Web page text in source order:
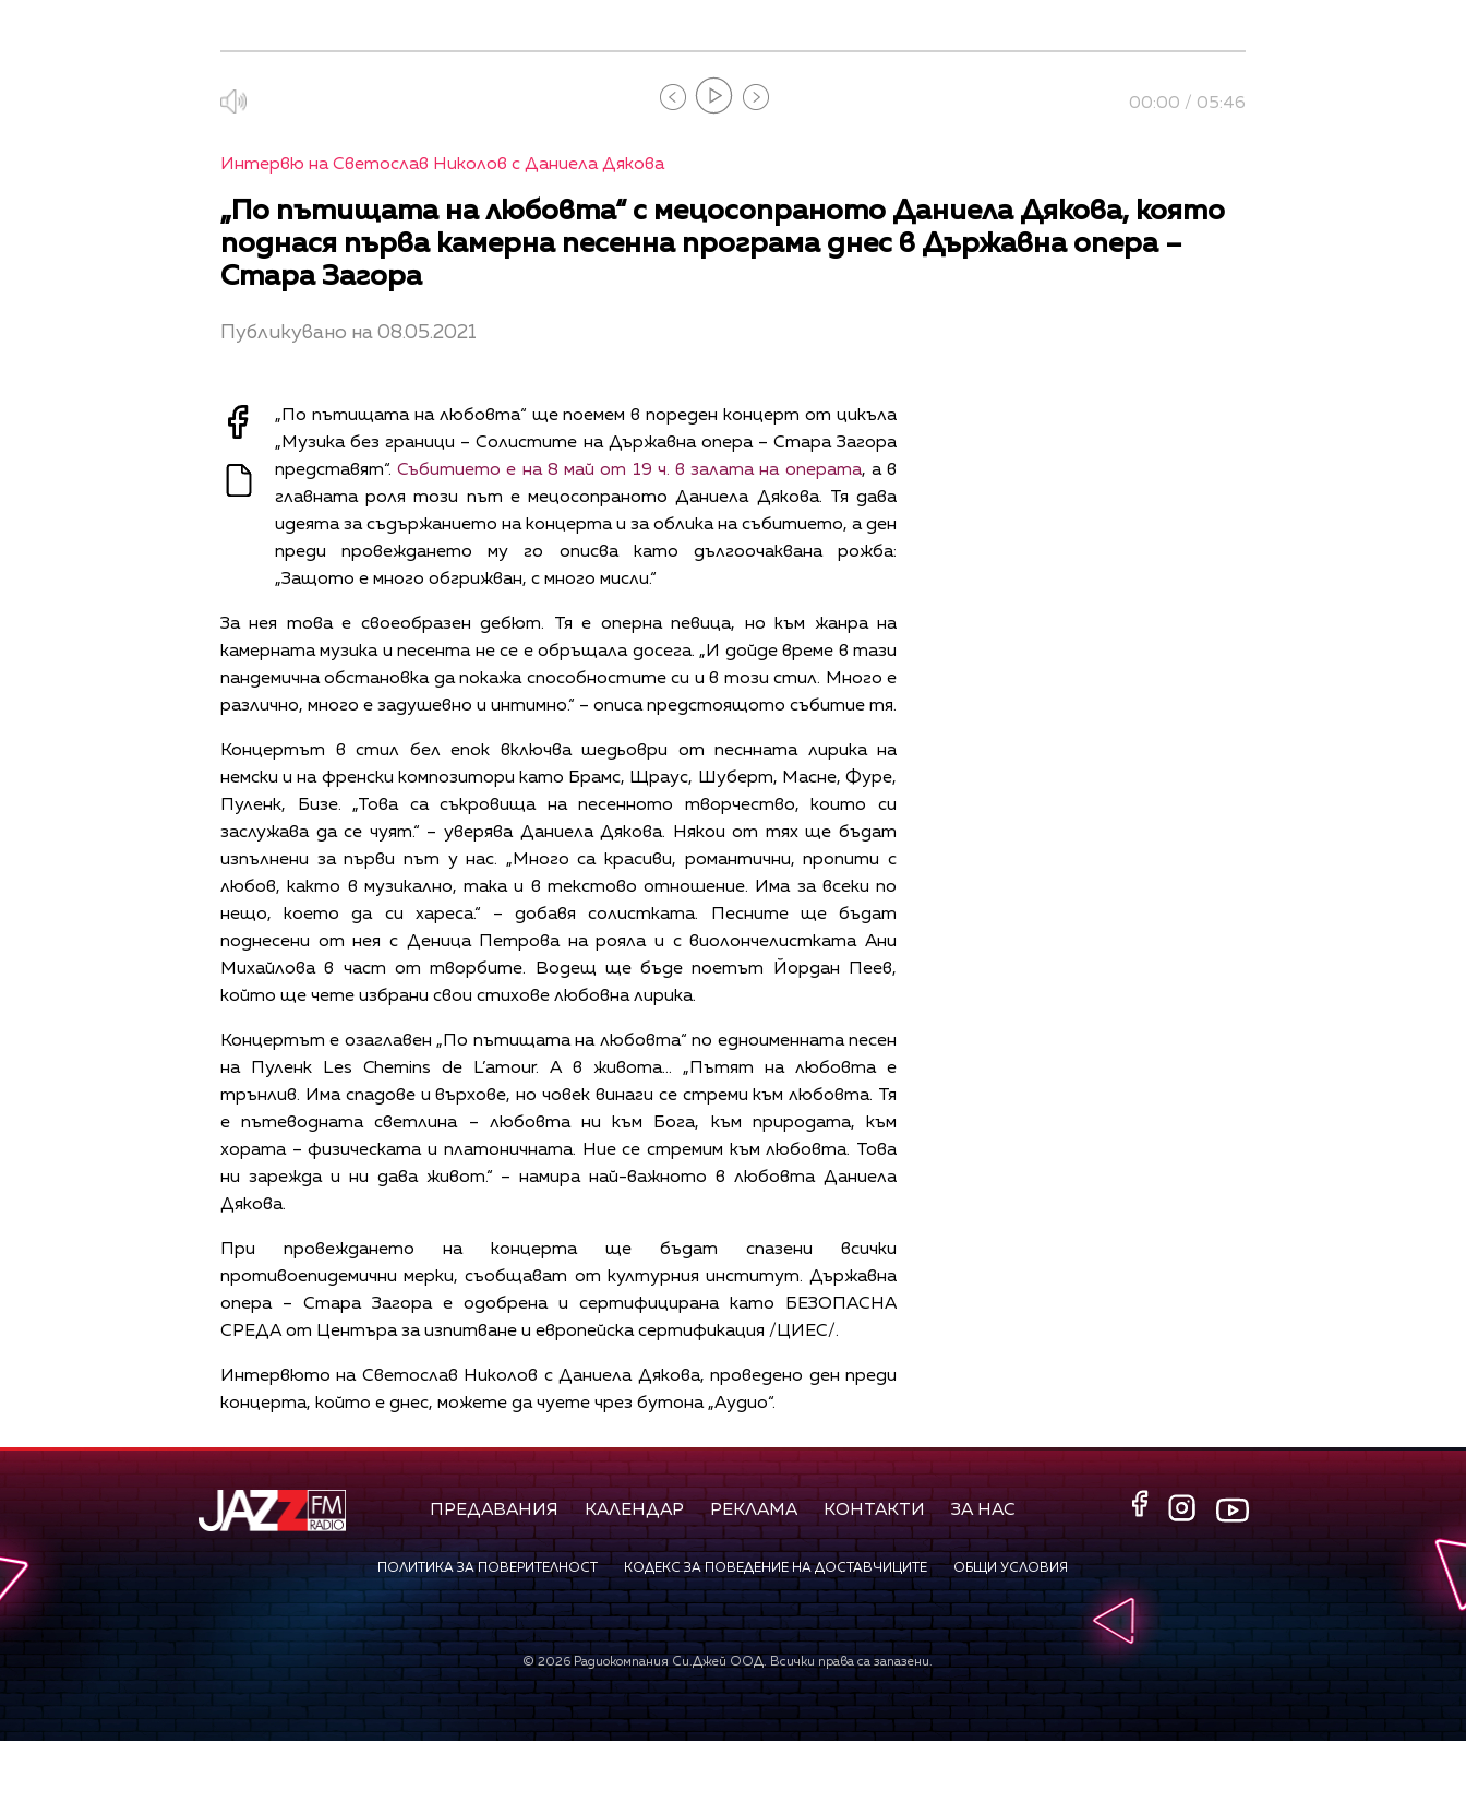
00:00 / 05:46
Интервю на Светослав Николов с Даниела Дякова
„По пътищата на любовта“ с мецосопраното Даниела Дякова, която
поднася първа камерна песенна програма днес в Държавна опера –
Стара Загора
Публикувано на 08.05.2021
„По пътищата на любовта“ ще поемем в пореден концерт от цикъла
„Музика без граници – Солистите на Държавна опера – Стара Загора
представят“.Събитието е на 8 май от 19 ч. в залата на операта, а в
главната роля този път е мецосопраното Даниела Дякова. Тя дава
идеята за съдържанието на концерта и за облика на събитието, а ден
преди провеждането му го описва като дългоочаквана рожба:
„Защото е много обгрижван, с много мисли.“
За нея това е своеобразен дебют. Тя е оперна певица, но към жанра на
камерната музика и песента не се е обръщала досега. „И дойде време в тази
пандемична обстановка да покажа способностите си и в този стил. Много е
различно, много е задушевно и интимно.“ – описа предстоящото събитие тя.
Концертът в стил бел епок включва шедьоври от песнната лирика на
немски и на френски композитори като Брамс, Щраус, Шуберт, Масне, Фуре,
Пуленк, Бизе. „Това са съкровища на песенното творчество, които си
заслужава да се чуят.“ – уверява Даниела Дякова. Някои от тях ще бъдат
изпълнени за първи път у нас. „Много са красиви, романтични, пропити с
любов, както в музикално, така и в текстово отношение. Има за всеки по
нещо, което да си хареса.“ – добавя солистката. Песните ще бъдат
поднесени от нея с Деница Петрова на рояла и с виолончелистката Ани
Михайлова в част от творбите. Водещ ще бъде поетът Йордан Пеев,
който ще чете избрани свои стихове любовна лирика.
Концертът е озаглавен „По пътищата на любовта“ по едноименната песен
на Пуленк Les Chemins de L’amour. А в живота… „Пътят на любовта е
трънлив. Има спадове и върхове, но човек винаги се стреми към любовта. Тя
е пътеводната светлина – любовта ни към Бога, към природата, към
хората – физическата и платоничната. Ние се стремим към любовта. Това
ни зарежда и ни дава живот.“ – намира най-важното в любовта Даниела
Дякова.
При провеждането на концерта ще бъдат спазени всички
противоепидемични мерки, съобщават от културния институт. Държавна
опера – Стара Загора е одобрена и сертифицирана като БЕЗОПАСНА
СРЕДА от Центъра за изпитване и европейска сертификация /ЦИЕС/.
Интервюто на Светослав Николов с Даниела Дякова, проведено ден преди
концерта, който е днес, можете да чуете чрез бутона „Аудио“.
ПРЕДАВАНИЯ КАЛЕНДАР РЕКЛАМА КОНТАКТИ ЗА НАС
ПОЛИТИКА ЗА ПОВЕРИТЕЛНОСТ КОДЕКС ЗА ПОВЕДЕНИЕ НА ДОСТАВЧИЦИТЕ ОБЩИ УСЛОВИЯ
©2026 Радиокомпания Си.Джей ООД. Всички права са запазени.